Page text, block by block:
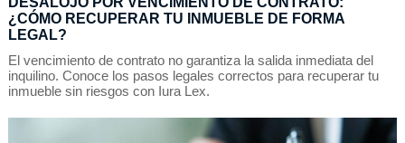
¿CÓMO RECUPERAR TU INMUEBLE DE FORMA
LEGAL?
El vencimiento de contrato no garantiza la salida inmediata del
inquilino. Conoce los pasos legales correctos para recuperar tu
inmueble sin riesgos con Iura Lex.